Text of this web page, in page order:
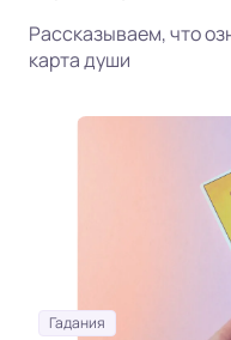
Рассказываем, что
карта души
Гадания